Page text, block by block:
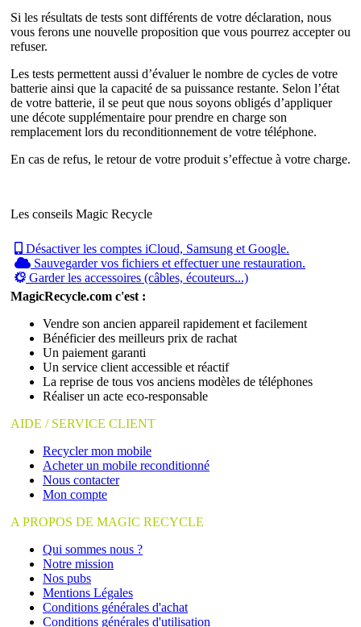
Si les résultats de tests sont différents de votre déclaration, nous
vous ferons une nouvelle proposition que vous pourrez accepter ou
refuser.
Les tests permettent aussi d’évaluer le nombre de cycles de votre
batterie ainsi que la capacité de sa puissance restante. Selon l’état
de votre batterie, il se peut que nous soyons obligés d’appliquer
une décote supplémentaire pour prendre en charge son
remplacement lors du reconditionnement de votre téléphone.
En cas de refus, le retour de votre produit s’effectue à votre charge.
Les conseils Magic Recycle
Désactiver les comptes iCloud, Samsung et Google.
Sauvegarder vos fichiers et effectuer une restauration.
Garder les accessoires (câbles, écouteurs...)
MagicRecycle.com c'est :
Vendre son ancien appareil rapidement et facilement
Bénéficier des meilleurs prix de rachat
Un paiement garanti
Un service client accessible et réactif
La reprise de tous vos anciens modèles de téléphones
Réaliser un acte eco-responsable
AIDE / SERVICE CLIENT
Recycler mon mobile
Acheter un mobile reconditionné
Nous contacter
Mon compte
A PROPOS DE MAGIC RECYCLE
Qui sommes nous ?
Notre mission
Nos pubs
Mentions Légales
Conditions générales d'achat
Conditions générales d'utilisation